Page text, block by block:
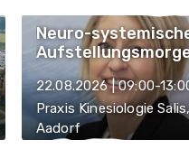
Neuro-
22.08.2026 | 09:00-
Praxis Kinesiologie
Aadorf